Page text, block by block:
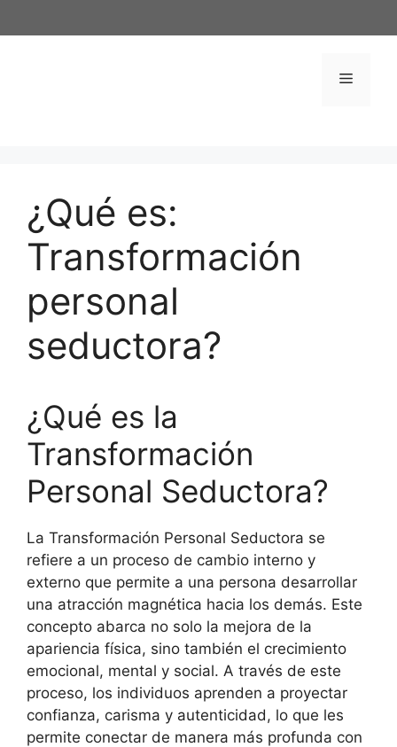
al
Menú
¿Qué es:
Transformación
personal
seductora?
¿Qué es la
Transformación
Personal Seductora?
La Transformación Personal Seductora se
refiere a un proceso de cambio interno y
externo que permite a una persona desarrollar
una atracción magnética hacia los demás. Este
concepto abarca no solo la mejora de la
apariencia física, sino también el crecimiento
emocional, mental y social. A través de este
proceso, los individuos aprenden a proyectar
confianza, carisma y autenticidad, lo que les
permite conectar de manera más profunda con